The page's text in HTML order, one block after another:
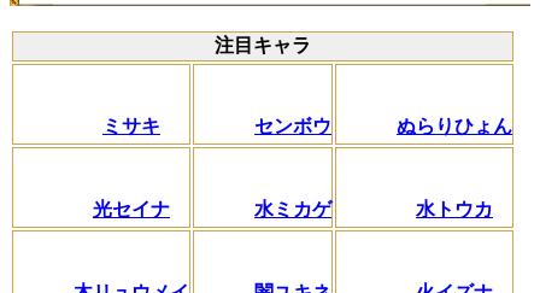
注目キャラ
ミサキ センボウ ぬらりひょん
光セイナ 水ミカゲ 水トウカ